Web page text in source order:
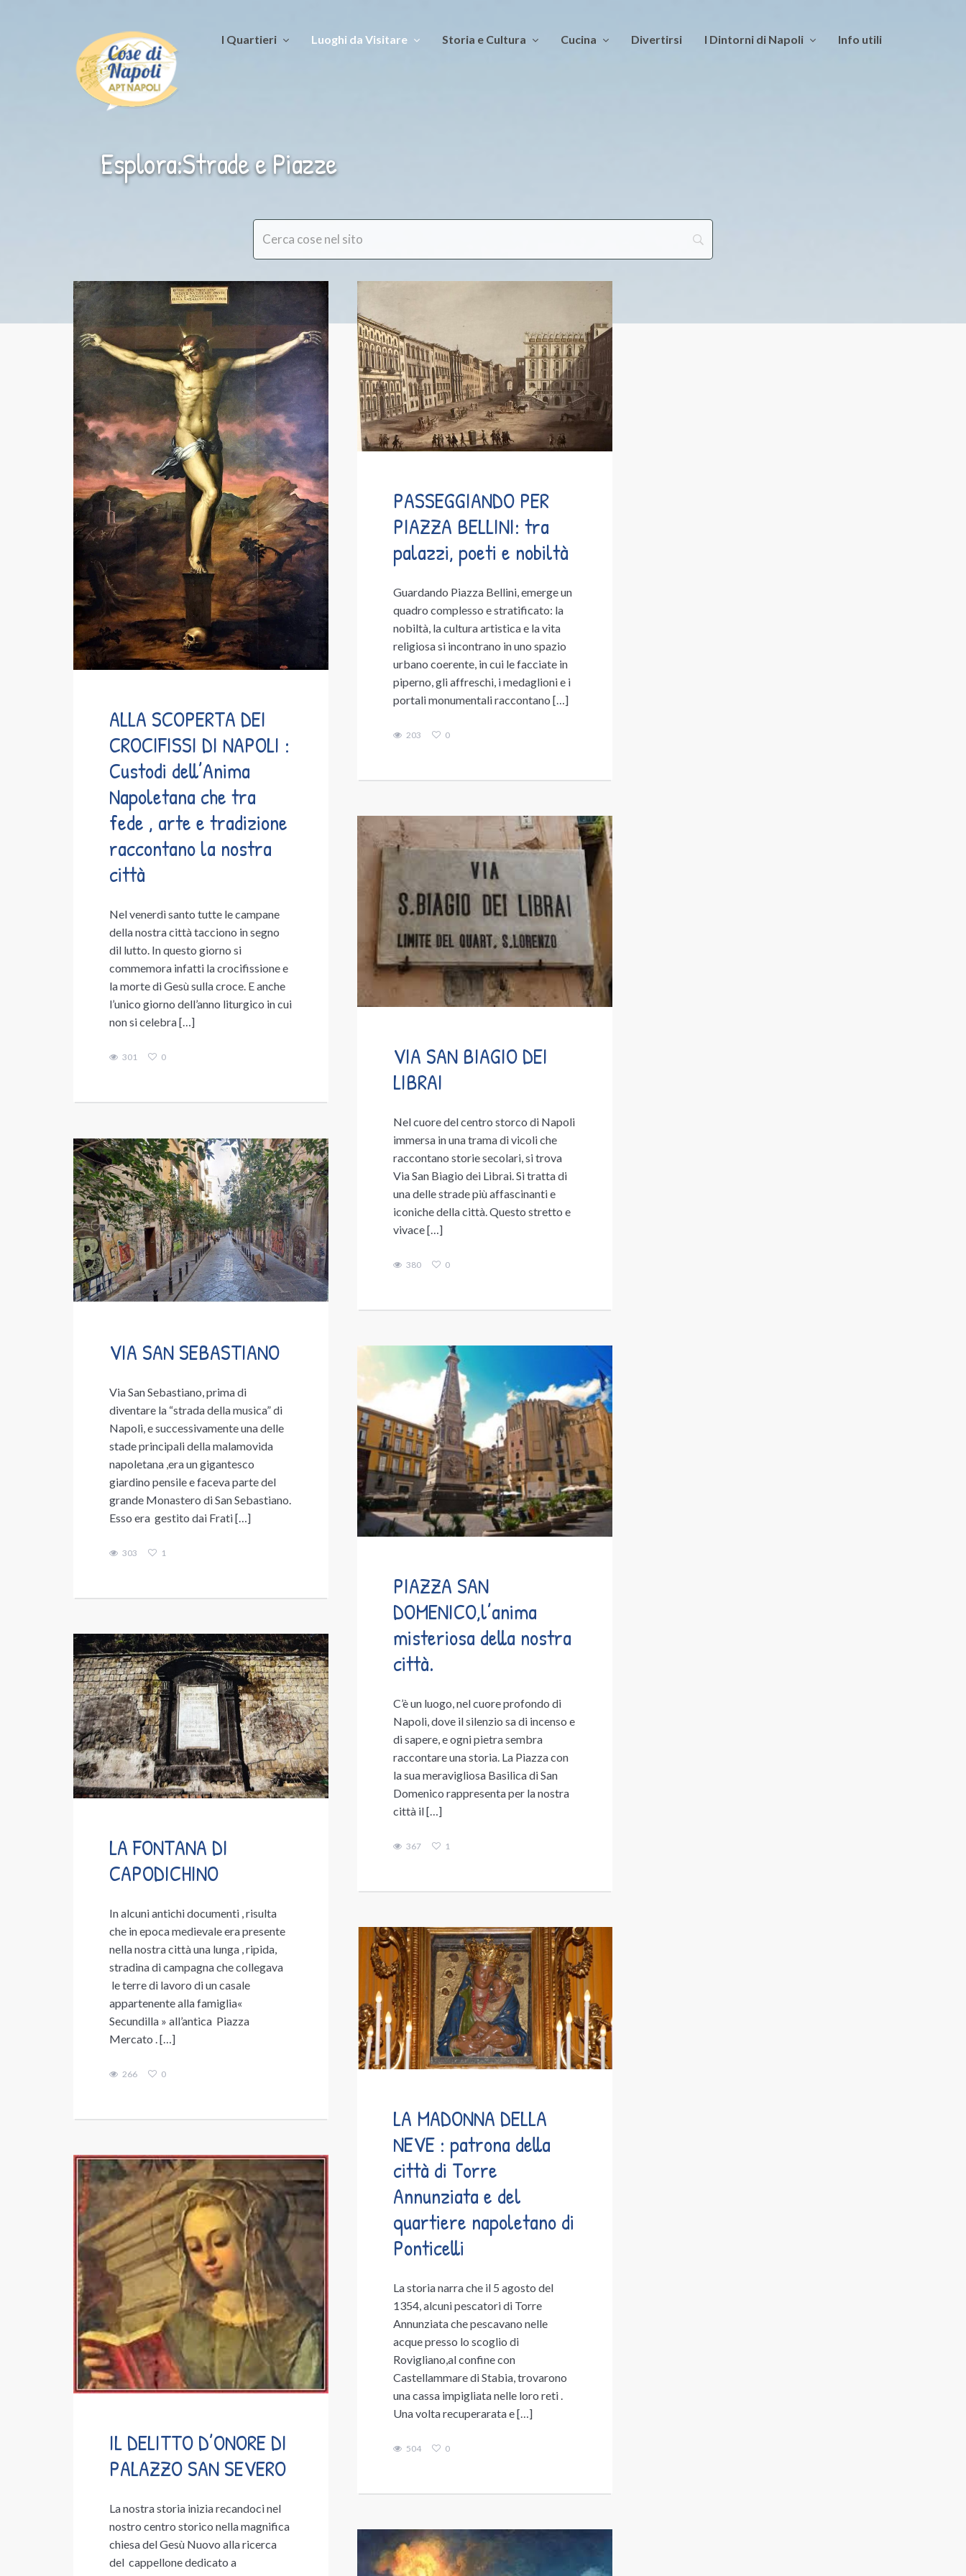
I Quartieri Luoghi da Visitare Storia e Cultura Cucina Divertirsi I Dintorni di Napoli Info utili
Esplora:Strade e Piazze
ALLA SCOPERTA DEI
CROCIFISSI DI NAPOLI :
Custodi dell’Anima
Napoletana che tra
fede , arte e tradizione
raccontano la nostra
città
Nel venerdì santo tutte le campane
della nostra città tacciono in segno
dil lutto. In questo giorno si
commemora infatti la crocifissione e
la morte di Gesù sulla croce. E anche
l’unico giorno dell’anno liturgico in cui
non si celebra […]
301 0
PASSEGGIANDO PER
PIAZZA BELLINI: tra
palazzi, poeti e nobiltà
Guardando Piazza Bellini, emerge un
quadro complesso e stratificato: la
nobiltà, la cultura artistica e la vita
religiosa si incontrano in uno spazio
urbano coerente, in cui le facciate in
piperno, gli affreschi, i medaglioni e i
portali monumentali raccontano […]
203 0
VIA SAN BIAGIO DEI
LIBRAI
Nel cuore del centro storco di Napoli
immersa in una trama di vicoli che
raccontano storie secolari, si trova
Via San Biagio dei Librai. Si tratta di
una delle strade più affascinanti e
iconiche della città. Questo stretto e
vivace […]
380 0
VIA SAN SEBASTIANO
Via San Sebastiano, prima di
diventare la “strada della musica” di
Napoli, e successivamente una delle
stade principali della malamovida
napoletana ,era un gigantesco
giardino pensile e faceva parte del
grande Monastero di San Sebastiano.
Esso era gestito dai Frati […]
303 1
PIAZZA SAN
DOMENICO,l’anima
misteriosa della nostra
città.
C’è un luogo, nel cuore profondo di
Napoli, dove il silenzio sa di incenso e
di sapere, e ogni pietra sembra
raccontare una storia. La Piazza con
la sua meravigliosa Basilica di San
Domenico rappresenta per la nostra
città il […]
367 1
LA FONTANA DI
CAPODICHINO
In alcuni antichi documenti , risulta
che in epoca medievale era presente
nella nostra città una lunga , ripida,
stradina di campagna che collegava
le terre di lavoro di un casale
appartenente alla famiglia«
Secundilla » all’antica Piazza
Mercato . […]
266 0
LA MADONNA DELLA
NEVE : patrona della
città di Torre
Annunziata e del
quartiere napoletano di
Ponticelli
La storia narra che il 5 agosto del
1354, alcuni pescatori di Torre
Annunziata che pescavano nelle
acque presso lo scoglio di
Rovigliano,al confine con
Castellammare di Stabia, trovarono
una cassa impigliata nelle loro reti .
Una volta recuperarata e […]
504 0
IL DELITTO D’ONORE DI
PALAZZO SAN SEVERO
La nostra storia inizia recandoci nel
nostro centro storico nella magnifica
chiesa del Gesù Nuovo alla ricerca
del cappellone dedicato a